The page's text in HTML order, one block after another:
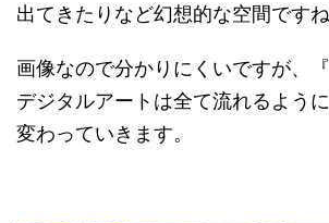
出てきたりなど幻想的な空間ですね
画像なので分かりにくいですが、
デジタルアートは全て流れるよう
変わっていきます。